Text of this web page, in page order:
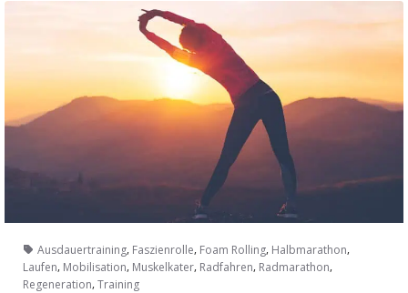
Ausdauertraining, Faszienrolle, Foam Rolling, Halbmarathon,
Laufen, Mobilisation, Muskelkater, Radfahren, Radmarathon,
Regeneration, Training